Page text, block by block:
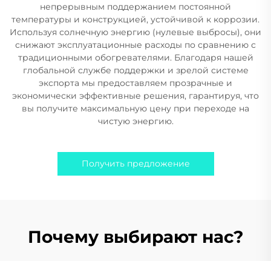
непрерывным поддержанием постоянной
температуры и конструкцией, устойчивой к коррозии.
Используя солнечную энергию (нулевые выбросы), они
снижают эксплуатационные расходы по сравнению с
традиционными обогревателями. Благодаря нашей
глобальной службе поддержки и зрелой системе
экспорта мы предоставляем прозрачные и
экономически эффективные решения, гарантируя, что
вы получите максимальную цену при переходе на
чистую энергию.
Получить предложение
Почему выбирают нас?